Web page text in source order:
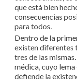
que está bien
consecuencias
para todos.
Dentro de la
existen diferentes
tres de las
médica, cuyo lema
defiende la